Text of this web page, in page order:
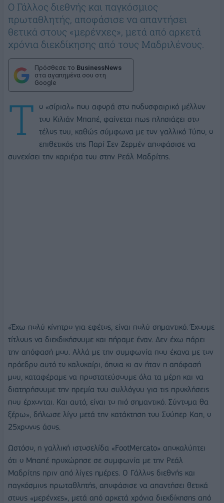
Ο Γάλλος διεθνής και παγκόσμιος
πρωταθλητής, αποφάσισε να απαντήσει
θετικά στους «μερένχες», μετά από αρκετά
χρόνια διεκδίκησης από τους Μαδριλένους.
Πρόσθεσε το BusinessNews
στα αγαπημένα σου στη
Google
Τ
ο «σίριαλ» που αφορά στο ποδοσφαιρικό μέλλον
του Κιλιάν Μπαπέ, φαίνεται πως πλησιάζει στο
τέλος του, καθώς σύμφωνα με τον γαλλικό Τύπο, ο
επιθετικός της Παρί Σεν Ζερμέν αποφάσισε να
συνεχίσει την καριέρα του στην Ρεάλ Μαδρίτης.
«Έχω πολύ κίνητρο για εφέτος, είναι πολύ σημαντικό. Έχουμε
τίτλους να διεκδικήσουμε και πήραμε έναν. Δεν έχω πάρει
την απόφασή μου. Αλλά με την συμφωνία που έκανα με τον
πρόεδρο αυτό το καλοκαίρι, όποια κι αν ήταν η απόφασή
μου, καταφέραμε να προστατεύσουμε όλα τα μέρη και να
διατηρήσουμε την ηρεμία του συλλόγου για τις προκλήσεις
που έρχονται. Και αυτό, είναι το πιό σημαντικό. Σύντομα θα
ξέρω», δήλωσε λίγο μετά την κατάκτηση του Σούπερ Καπ, ο
25χρονος άσος.
Ωστόσο, η γαλλική ιστοσελίδα «FootMercato» αποκαλύπτει
ότι ο Μπαπέ προχώρησε σε συμφωνία με την Ρεάλ
Μαδρίτης πριν από λίγες ημέρες. Ο Γάλλος διεθνής και
παγκόσμιος πρωταθλητής, αποφάσισε να απαντήσει θετικά
στους «μερένχες», μετά από αρκετά χρόνια διεκδίκησης από